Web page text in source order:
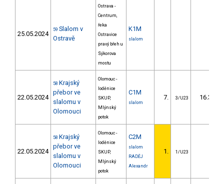
25.05.2024
59 Slalom v
Ostravě
Ostrava -
Centrum,
řeka
Ostravice
pravý břeh u
Sýkorova
mostu
K1M
slalom
22.05.2024
58 Krajský
přebor ve
slalomu v
Olomouci
Olomouc -
loděnice
SKUP,
Mlýnský
potok
C1M
slalom
7. 3/U23 16.30
22.05.2024
58 Krajský
přebor ve
slalomu v
Olomouci
Olomouc -
loděnice
SKUP,
Mlýnský
potok
C2M
slalom
RADĚJ
Alexandr
1. 1/U23